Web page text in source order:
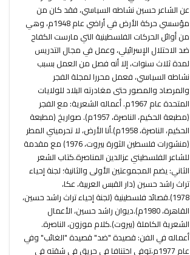
عن الشاعر حسين نشاطه السياسي، فقد كان من
مؤسسي حركة الأرض في أراضي عام 1948م، وهي
من أوائل الحركات الفلسطينية التي مارست الكفاح
ضد الاحتلال الإسرائيلي، وعمل في مجال التدريس
لمدة ثلاث سنوات، إلا أنه فصل من العمل بسبب
نشاطه السياسي، فعمل محررا لمجلة الفجر
والمرصاد والمصور حتى مغادرته البلاد للولايات
المتحدة عام 1967م. أعماله الشعرية: مع الفجر
(مطبعة الحكيم، الناصرة، 1957م). صواريخ (مطبعة
الحكيم، الناصرة، 1958م).أنا الأرض، لا تحرميني المطر
(منشورات فلسطين الثورة بيروت، 1976) مع مقدمة
للشاعر الفلسطيني عزالدين المناصرة.كتاب الشعر
الثاني: يضم المجموعتين الأولى والثانية؛ لجنة إحياء
تراث راشد حسين (دار القبس العربية، عكا،
1978).قصائد فلسطينية (لجنة إحياء تراث راشد حسين،
القاهرة، 1980م).ديوان راشد حسين، الأعمال
الشعرية الكاملة (بيروت).كلام موزون، الناصرة.
أعماله في الفن: قصيدة "ضد" قصيدة "الغائب" وفي
عام 1977م،توفي اختنافا في حريق في شقته في